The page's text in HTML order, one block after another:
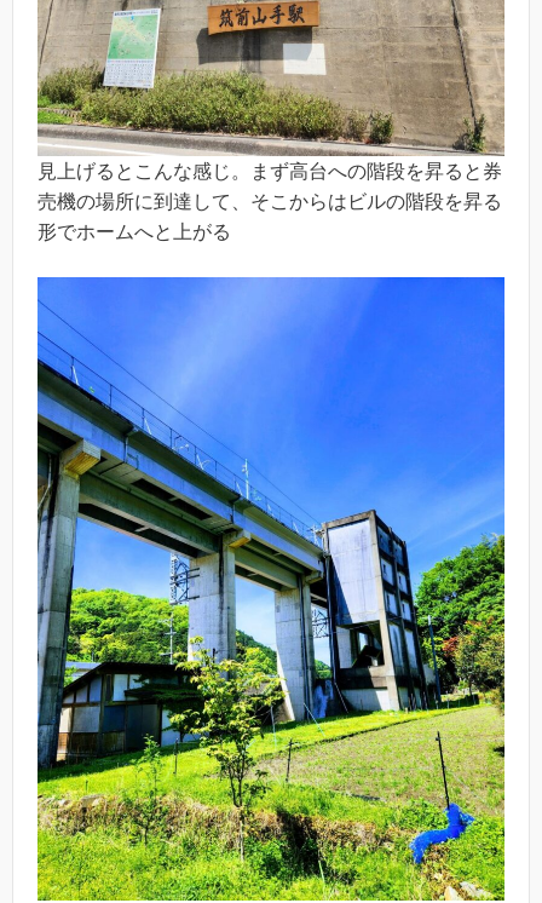
見上げるとこんな感じ。まず高台への階段を昇ると券
売機の場所に到達して、そこからはビルの階段を昇る
形でホームへと上がる